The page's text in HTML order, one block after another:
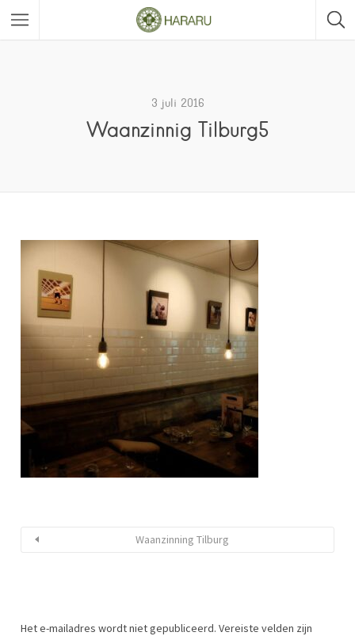
3 juli 2016
Waanzinnig Tilburg5
Waanzinning Tilburg
Het e-mailadres wordt niet gepubliceerd. Vereiste velden zijn